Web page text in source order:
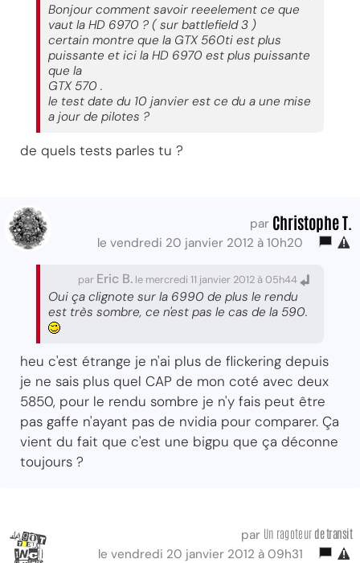
Bonjour comment savoir reeelement ce que
vaut la HD 6970 ? ( sur battlefield 3 )
certain montre que la GTX 560ti est plus
puissante et ici la HD 6970 est plus puissante
que la
GTX 570 .
le test date du 10 janvier est ce du a une mise
a jour de pilotes ?
de quels tests parles tu ?
par Christophe T.
le vendredi 20 janvier 2012 à 10h20
par Eric B. le mercredi 11 janvier 2012 à 05h44
Oui ça clignote sur la 6990 de plus le rendu
est très sombre, ce n'est pas le cas de la 590.
heu c'est étrange je n'ai plus de flickering depuis
je ne sais plus quel CAP de mon coté avec deux
5850, pour le rendu sombre je n'y fais peut être
pas gaffe n'ayant pas de nvidia pour comparer. Ça
vient du fait que c'est une bigpu que ça déconne
toujours ?
par Un ragoteur de transit
le vendredi 20 janvier 2012 à 09h31